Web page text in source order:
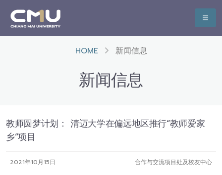
HOME 新闻信息
新闻信息
教师圆梦计划： 清迈大学在偏远地区推行“教师爱家
乡”项目
2021年10月15日 合作与交流项目处及校友中心